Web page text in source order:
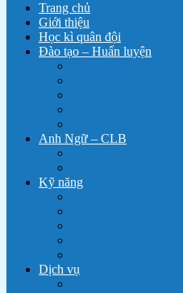
Trang chủ
Giới thiệu
Học kì quân đội
Đào tạo – Huấn luyện
Anh Ngữ – CLB
Kỹ năng
Dịch vụ